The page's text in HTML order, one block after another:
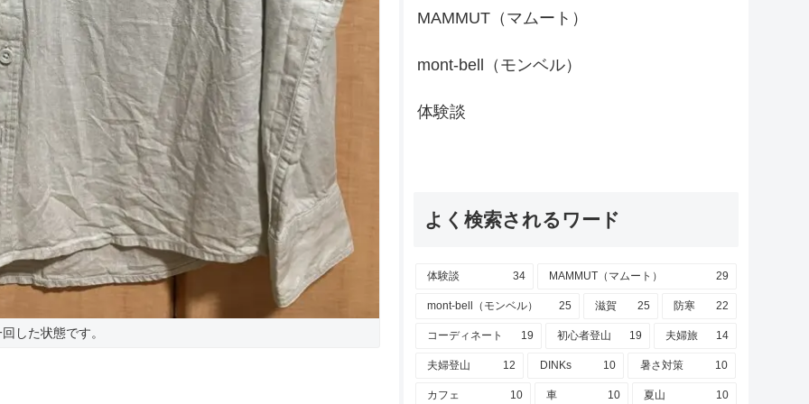
した状態です。
MAMMUT（マムート）
mont-bell（モンベル）
体験談
よく検索されるワード
体験談 34 MAMMUT（マムート） 29
mont-bell（モンベル） 25 滋賀 25 防寒 22
コーディネート 19 初心者登山 19 夫婦旅 14
夫婦登山 12 DINKs 10 暑さ対策 10
カフェ 10 車 10 夏山 10